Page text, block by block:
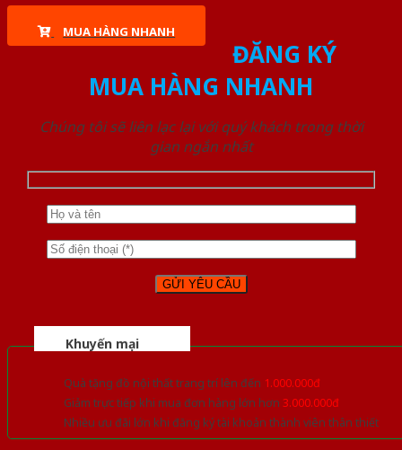
MUA HÀNG NHANH
ĐĂNG KÝ
MUA HÀNG NHANH
Chúng tôi sẽ liên lạc lại với quý khách trong thời
gian ngắn nhất
Khuyến mại
Quà tặng đồ nội thất trang trí lên đến 1.000.000đ
Giảm trực tiếp khi mua đơn hàng lớn hơn 3.000.000đ
Nhiều ưu đãi lớn khi đăng ký tài khoản thành viên thân thiết